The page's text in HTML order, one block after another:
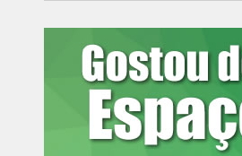
no Senado vencem em setembro e
créditos extraordinários para
eventos climáticos extremos em
) e em Pernambuco e
), além de ações de